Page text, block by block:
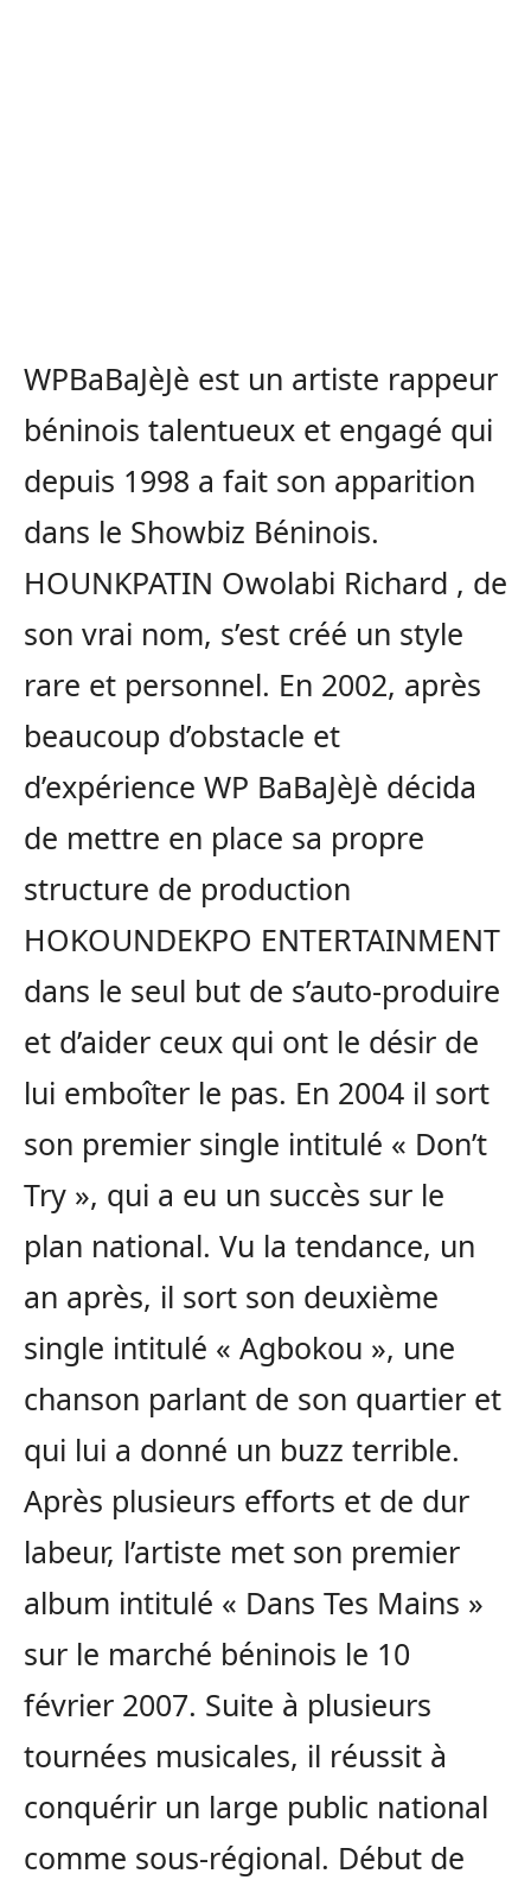
WPBaBaJèJè est un artiste rappeur
béninois talentueux et engagé qui
depuis 1998 a fait son apparition
dans le Showbiz Béninois.
HOUNKPATIN Owolabi Richard , de
son vrai nom, s’est créé un style
rare et personnel. En 2002, après
beaucoup d’obstacle et
d’expérience WP BaBaJèJè décida
de mettre en place sa propre
structure de production
HOKOUNDEKPO ENTERTAINMENT
dans le seul but de s’auto-produire
et d’aider ceux qui ont le désir de
lui emboîter le pas. En 2004 il sort
son premier single intitulé « Don’t
Try », qui a eu un succès sur le
plan national. Vu la tendance, un
an après, il sort son deuxième
single intitulé « Agbokou », une
chanson parlant de son quartier et
qui lui a donné un buzz terrible.
Après plusieurs efforts et de dur
labeur, l’artiste met son premier
album intitulé « Dans Tes Mains »
sur le marché béninois le 10
février 2007. Suite à plusieurs
tournées musicales, il réussit à
conquérir un large public national
comme sous-régional. Début de